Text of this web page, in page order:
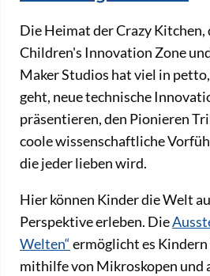
Die Heimat der Crazy Kitchen,
Children's Innovation Zone
Maker Studios hat viel in
geht, neue technische
präsentieren, den Pionieren
coole wissenschaftliche
die jeder lieben wird.
Hier können Kinder die Welt
Perspektive erleben. Die
Welten“ermöglicht es
mithilfe von Mikroskopen und